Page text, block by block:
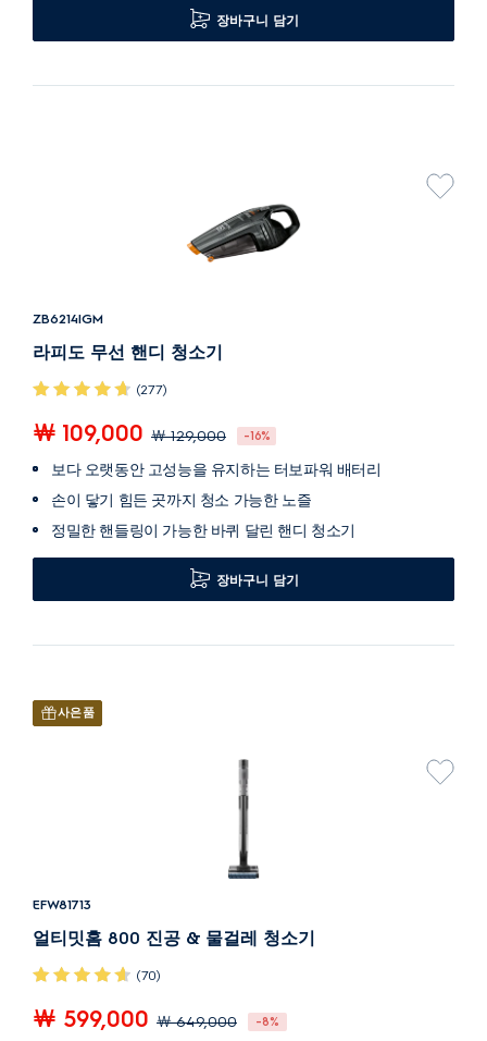
장바구니 담기
ZB6214IGM
라피도 무선 핸디 청소기
(277)
￦ 109,000 ￦ 129,000 -16%
보다 오랫동안 고성능을 유지하는 터보파워 배터리
손이 닿기 힘든 곳까지 청소 가능한 노즐
정밀한 핸들링이 가능한 바퀴 달린 핸디 청소기
장바구니 담기
사은품
EFW81713
얼티밋홈 800 진공 & 물걸레 청소기
(70)
￦ 599,000 ￦ 649,000 -8%